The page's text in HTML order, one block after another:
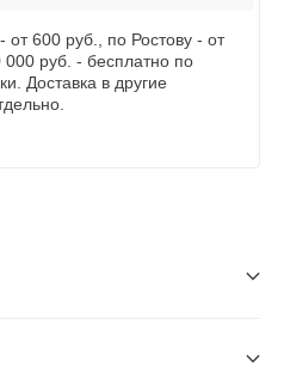
600 руб., по Ростову - от
000 руб. - бесплатно по
Доставка в другие